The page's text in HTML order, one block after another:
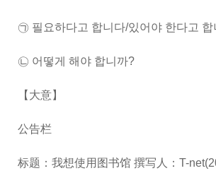
㉠ 필요하다고 합니다/있어야 한다고 합
㉡ 어떻게 해야 합니까?
【大意】
公告栏
标题：我想使用图书馆 撰写人：T-